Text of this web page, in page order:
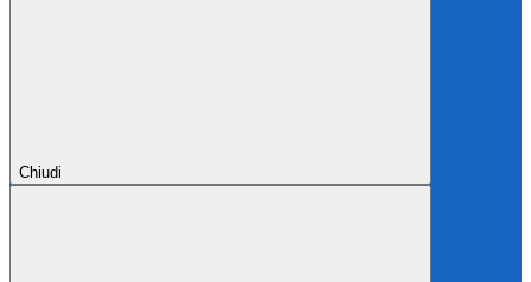
Chiudi